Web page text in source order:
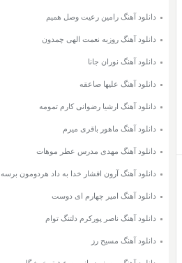
دانلود آهنگ رامین رعیت وصل همیم
دانلود آهنگ روزبه نعمت الهی چمدون
دانلود آهنگ نوران جانا
دانلود آهنگ علیها صاعقه
دانلود آهنگ ارشیا رضوانی کارم تمومه
دانلود آهنگ ماهور باقری میرم
دانلود آهنگ مهدی مدرس عطر موهات
دانلود آهنگ آرون افشار خدا به داد هردومون برسه
دانلود آهنگ امیر چهارم ای دوست
دانلود آهنگ ناصر پورکرم دلتنگ توام
دانلود آهنگ مسیح رز